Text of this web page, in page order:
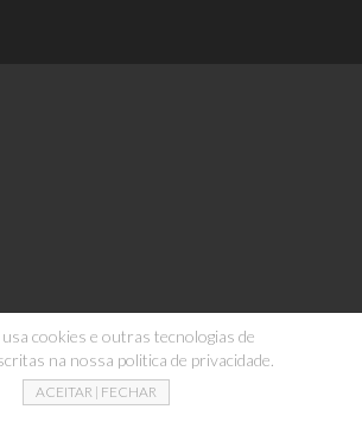
cookies e outras tecnologias de
na nossa politica de privacidade.
ACEITAR | FECHAR